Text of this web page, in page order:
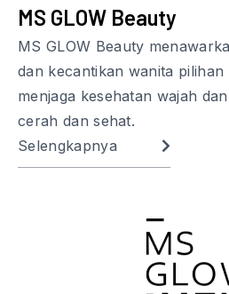
MS GLOW Beauty
MS GLOW Beauty
dan kecantikan wanita
menjaga kesehatan wajah
cerah dan sehat.
Selengkapnya